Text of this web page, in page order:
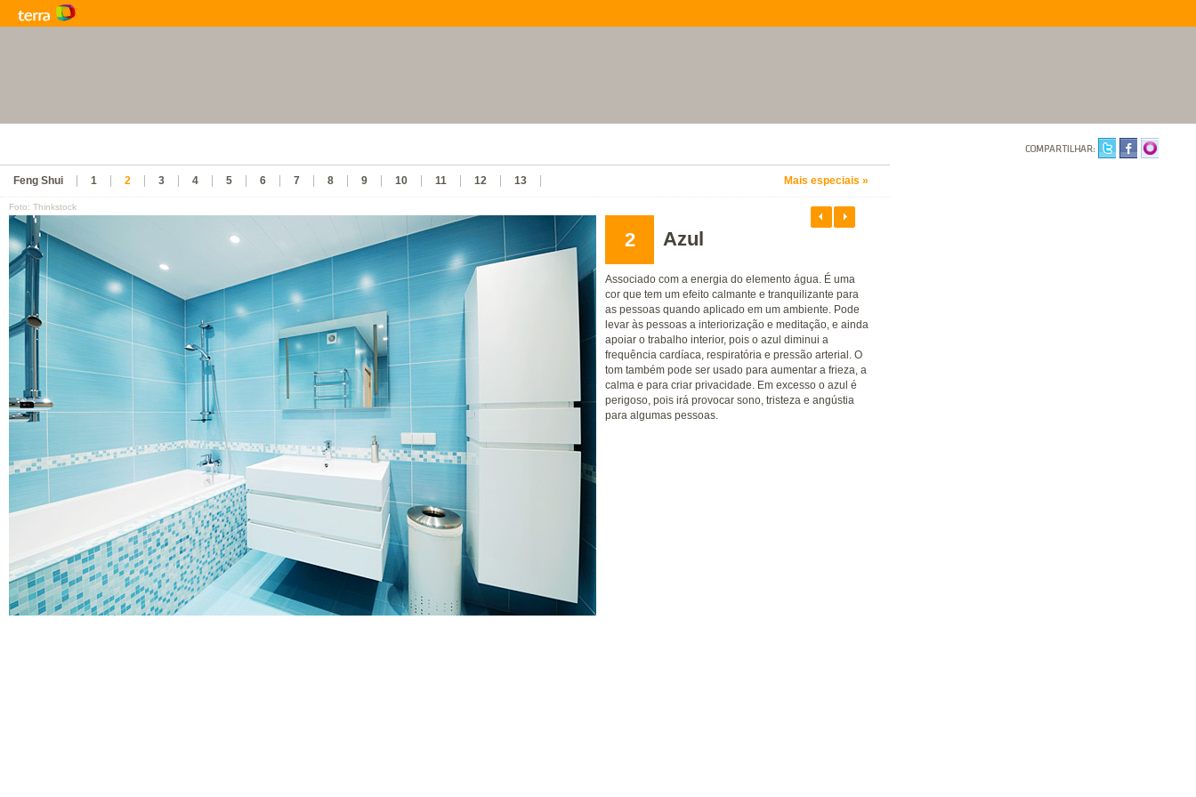
2 Azul
Associado com a energia do elemento água. É uma
cor que tem um efeito calmante e tranquilizante para
as pessoas quando aplicado em um ambiente. Pode
levar às pessoas a interiorização e meditação, e ainda
apoiar o trabalho interior, pois o azul diminui a
frequência cardíaca, respiratória e pressão arterial. O
tom também pode ser usado para aumentar a frieza, a
calma e para criar privacidade. Em excesso o azul é
perigoso, pois irá provocar sono, tristeza e angústia
para algumas pessoas.
Foto: Thinkstock
Feng Shui 1 2 3 4 5 6 7 8 9 10 11 12 13 Mais especiais »